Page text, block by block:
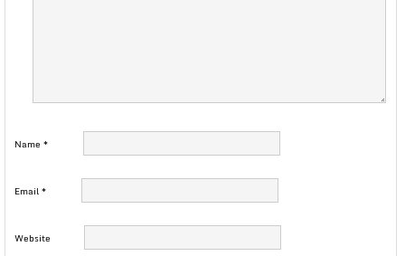
Name *
Email*
Website